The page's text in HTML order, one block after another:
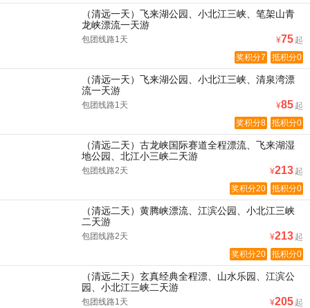
（清远一天）飞来湖公园、小北江三峡、笔架山青
龙峡漂流一天游
包团线路1天 ¥75 起
抵积分0
奖积分7
（清远一天）飞来湖公园、小北江三峡、清泉湾漂
流一天游
包团线路1天 ¥85 起
抵积分0
奖积分8
（清远二天）古龙峡国际赛道全程漂流、飞来湖湿
地公园、北江小三峡二天游
包团线路2天 ¥213 起
抵积分0
奖积分20
（清远二天）黄腾峡漂流、江滨公园、小北江三峡
二天游
包团线路2天 ¥213 起
抵积分0
奖积分20
（清远二天）玄真经典全程漂、山水乐园、江滨公
园、小北江三峡二天游
包团线路1天 ¥205 起